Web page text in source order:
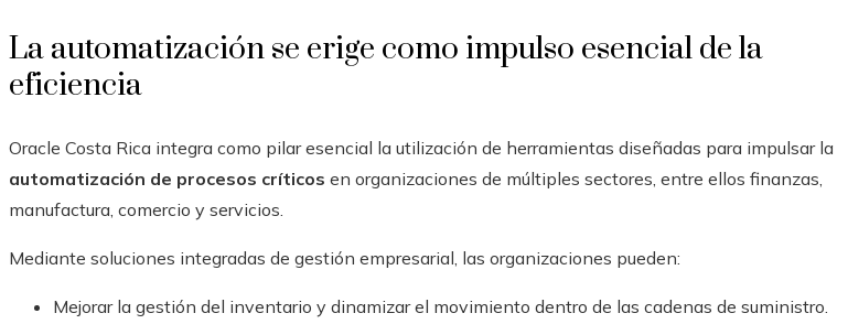
La automatización se erige como impulso esencial de la
eficiencia
Oracle Costa Rica integra como pilar esencial la utilización de herramientas diseñadas para impulsar la
automatización de procesos críticos en organizaciones de múltiples sectores, entre ellos finanzas,
manufactura, comercio y servicios.
Mediante soluciones integradas de gestión empresarial, las organizaciones pueden:
Mejorar la gestión del inventario y dinamizar el movimiento dentro de las cadenas de suministro.